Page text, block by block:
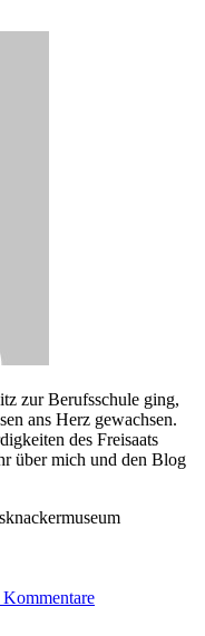
zur Berufsschule ging,
ans Herz gewachsen.
des Freisaats
über mich und den Blog